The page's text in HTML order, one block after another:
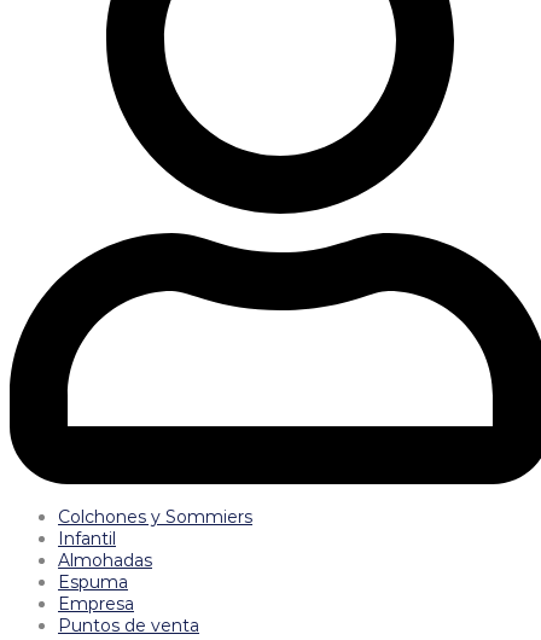
Colchones y Sommiers
Infantil
Almohadas
Espuma
Empresa
Puntos de venta